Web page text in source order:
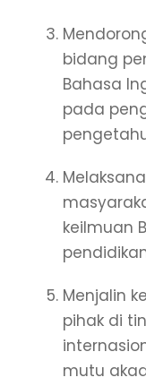
bidang
Bahasa
pada
keilmuan
Menjalin
pihak di
mutu